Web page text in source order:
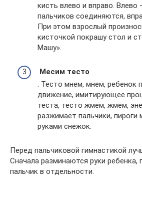
кисть влево и вправо. Влево
пальчиков соединяются,
При этом взрослый
кисточкой покрашу стол и
Машу».
Месим тесто
. Тесто мнем, мнем, ребенок
движение, имитирующее
теста, тесто жмем, жмем,
разжимает пальчики, пироги
руками снежок.
Перед пальчиковой гимнастикой
Сначала разминаются руки
пальчик в отдельности.